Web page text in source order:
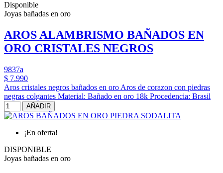
Disponible
Joyas bañadas en oro
AROS ALAMBRISMO BAÑADOS EN
ORO CRISTALES NEGROS
9837a
$ 7.990
Aros cristales negros bañados en oro Aros de corazon con piedras
negras colgantes Material: Bañado en oro 18k Procedencia: Brasil
AÑADIR
¡En oferta!
DISPONIBLE
Joyas bañadas en oro